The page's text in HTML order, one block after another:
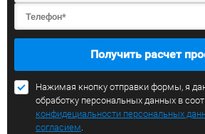
Получить расчет
Нажимая кнопку отправки формы, я
обработку персональных данных в
конфидециальности персональных
согласием.